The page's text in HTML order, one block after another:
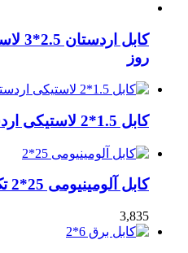
روز
کابل 1.5*2 لاستیکی اردستان مرکز خرید
کابل آلومینیومی 25*2 تک فاز قیمت عمده
3,835